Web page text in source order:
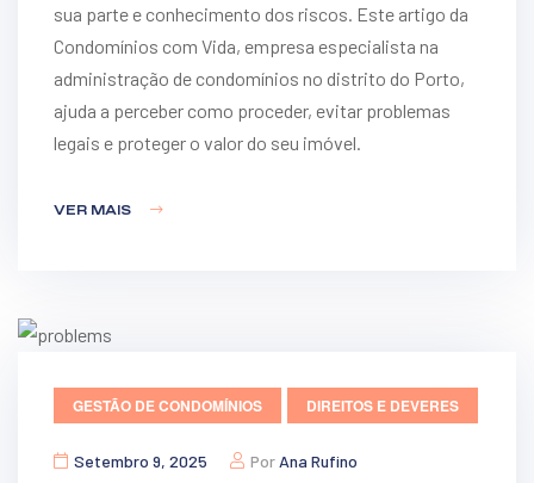
sua parte e conhecimento dos riscos. Este artigo da
Condomínios com Vida, empresa especialista na
administração de condomínios no distrito do Porto,
ajuda a perceber como proceder, evitar problemas
legais e proteger o valor do seu imóvel.
VER MAIS
GESTÃO DE CONDOMÍNIOS DIREITOS E DEVERES
Setembro 9, 2025 Por Ana Rufino